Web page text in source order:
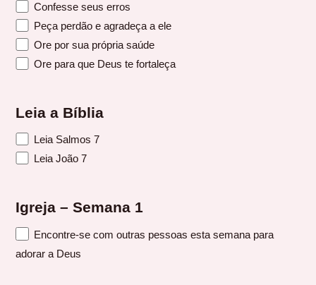
Confesse seus erros
Peça perdão e agradeça a ele
Ore por sua própria saúde
Ore para que Deus te fortaleça
Leia a Bíblia
Leia Salmos 7
Leia João 7
Igreja – Semana 1
Encontre-se com outras pessoas esta semana para
adorar a Deus